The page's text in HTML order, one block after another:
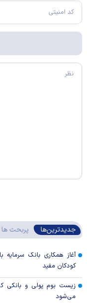
جدیدترین‌ها پربحث ها
آغاز همکاری بانک سرمایه
کودکان مفید
زیست بوم پولی و بانکی
می‌شود